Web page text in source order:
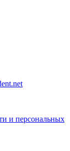
и персональных